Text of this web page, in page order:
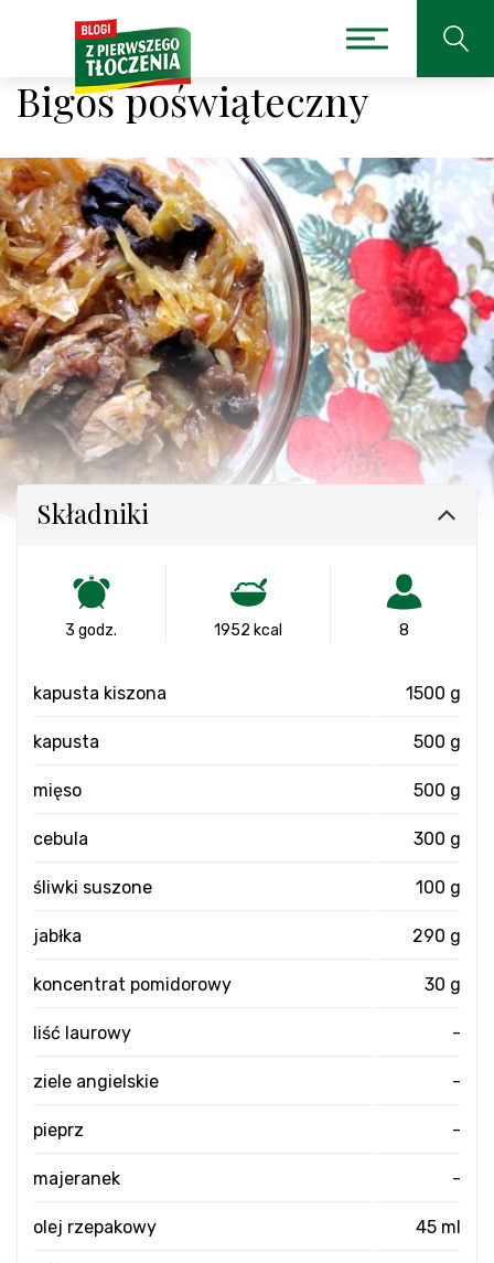
Bigos poświąteczny
Składniki
3 godz. 1952 kcal 8
kapusta kiszona 1500 g
kapusta 500 g
mięso 500 g
cebula 300 g
śliwki suszone 100 g
jabłka 290 g
koncentrat pomidorowy 30 g
liść laurowy -
ziele angielskie -
pieprz -
majeranek -
olej rzepakowy 45 ml